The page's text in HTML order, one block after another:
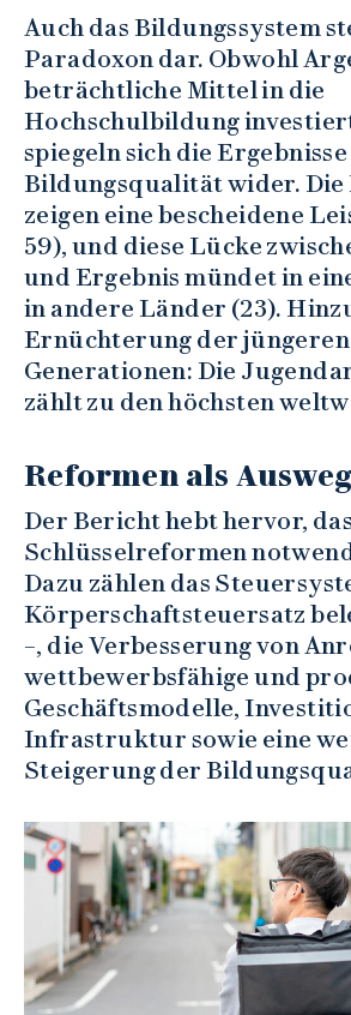
Auch das Bildungssystem
Paradoxon dar. Obwohl
beträchtliche Mittel in die
Hochschulbildung
spiegeln sich die
Bildungsqualität wider. Die
zeigen eine bescheidene
59), und diese Lücke
und Ergebnis mündet in
in andere Länder (23).
Ernüchterung der jüngeren
Generationen: Die
zählt zu den höchsten
Reformen als Ausweg
Der Bericht hebt hervor,
Schlüsselreformen
Dazu zählen das
Körperschaftsteuersatz
–, die Verbesserung von
wettbewerbsfähige und
Geschäftsmodelle,
Infrastruktur sowie eine
Steigerung der